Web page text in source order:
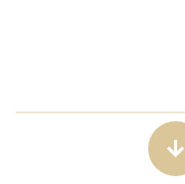
arrow_downward